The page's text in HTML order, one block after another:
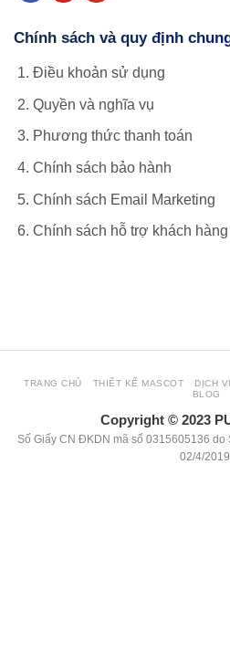
Chính sách và quy định
Điều khoản sử dụng
Quyền và nghĩa vụ
Phương thức thanh toán
Chính sách bảo hành
Chính sách Email Marketing
Chính sách hỗ trợ khách hàng
TRANG CHỦ THIẾT KẾ MASCOT DỊCH
BLOG
Copyright © 2023
Số Giấy CN ĐKDN mã số 0315605136
02/4/2019